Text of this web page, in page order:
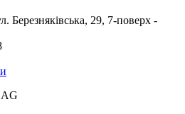
29, 7-поверх -